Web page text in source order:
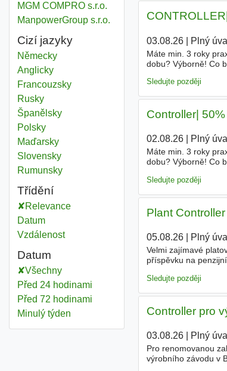
MGM COMPRO s.r.o.
ManpowerGroup s.r.o.
Cizí jazyky
Německy
Anglicky
Francouzsky
Rusky
Španělsky
Polsky
Maďarsky
Slovensky
Rumunsky
Třídění
Relevance
Datum
Vzdálenost
Datum
Všechny
Před 24 hodinami
Před 72 hodinami
Minulý týden
03.08.26| Plný
Máte min. 3 roky
dobu? Výborně! Co
Sledujte později
Controller|
02.08.26| Plný
Máte min. 3 roky
dobu? Výborně! Co
Sledujte později
Plant Controller
05.08.26| Plný
Velmi zajímavé
příspěvku na
Sledujte později
Controller pro
03.08.26| Plný
Pro renomovanou
výrobního závodu v